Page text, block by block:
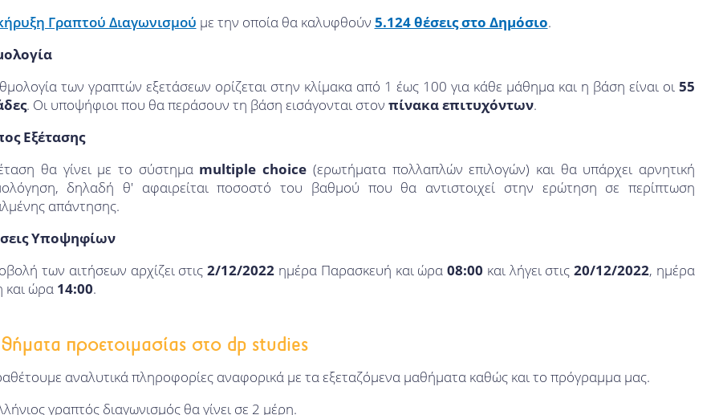
Γραπτού Διαγωνισμού με την οποία θα καλυφθούν 5.124 θέσεις στο Δημόσιο.
των γραπτών εξετάσεων ορίζεται στην κλίμακα από 1 έως 100 για κάθε μάθημα και η βάση είναι οι 55
. Οι υποψήφιοι που θα περάσουν τη βάση εισάγονται στον πίνακα επιτυχόντων.
Εξέτασης
θα γίνει με το σύστημα multiple choice (ερωτήματα πολλαπλών επιλογών) και θα υπάρχει αρνητική
δηλαδή θ' αφαιρείται ποσοστό του βαθμού που θα αντιστοιχεί στην ερώτηση σε περίπτωση
απάντησης.
Υποψηφίων
των αιτήσεων αρχίζει στις2/12/2022 ημέρα Παρασκευή και ώρα08:00 και λήγει στις20/12/2022, ημέρα
και ώρα 14:00.
προετοιμασίας στο dp studies
αναλυτικά πληροφορίες αναφορικά με τα εξεταζόμενα μαθήματα καθώς και το πρόγραμμα μας.
γραπτός διαγωνισμός θα γίνει σε 2 μέρη.